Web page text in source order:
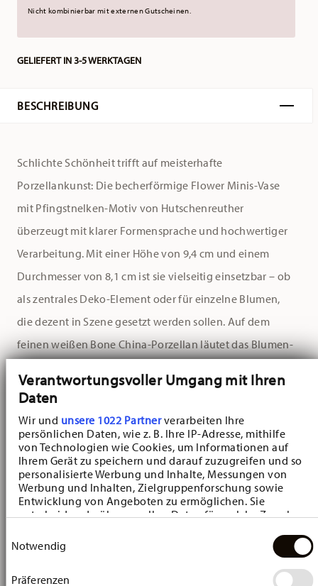
Verantwortungsvoller Umgang mit Ihren
Daten
Wir und unsere 1022 Partnerverarbeiten Ihre
persönlichen Daten, wie z. B. Ihre IP-Adresse, mithilfe
von Technologien wie Cookies, um Informationen auf
Ihrem Gerät zu speichern und darauf zuzugreifen und so
personalisierte Werbung und Inhalte, Messungen von
Werbung und Inhalten, Zielgruppenforschung sowie
Entwicklung von Angeboten zu ermöglichen. Sie
entscheiden darüber, wer Ihre Daten für welche Zwecke
Cookie-Erklärung oder durch Klicken auf das Privacy
Trigger Symbol ändern oder widerrufen
Wenn Sie es erlauben, würden wir auch gerne:
Notwendig
Präferenzen
Nicht kombinierbar mit externen Gutscheinen.
GELIEFERT IN 3-5 WERKTAGEN
BESCHREIBUNG
Schlichte Schönheit trifft auf meisterhafte
Porzellankunst: Die becherförmige Flower Minis-Vase
mit Pfingstnelken-Motiv von Hutschenreuther
überzeugt mit klarer Formensprache und hochwertiger
Verarbeitung. Mit einer Höhe von 9,4 cm und einem
Durchmesser von 8,1 cm ist sie vielseitig einsetzbar – ob
als zentrales Deko-Element oder für einzelne Blumen,
die dezent in Szene gesetzt werden sollen. Auf dem
feinen weißen Bone China-Porzellan läutet das Blumen-
Die sanft nach oben geöffnete Becherform wirkt
klassisch und elegant. Die Blumen-Vase mit floralem
Dekor wird zu einem Blickfang auf jedem Tisch und
schafft ein charmantes, frühlingshaftes Ambiente. Ob
auf dem gedeckten Tisch, der Fensterbank oder als
Geschenk – diese Blumen-Vase aus feinstem
Knochenporzellan wird zu einem stilvollen Blickfang in